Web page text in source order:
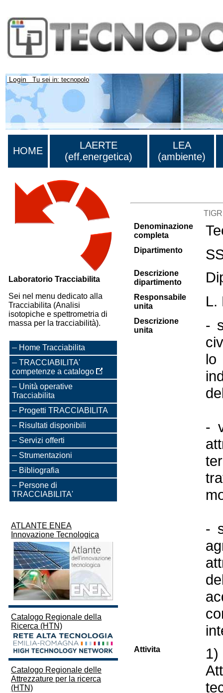
Login Tu sei in: tecnopolo
HOME
LAERTE
(eff.energetica)
LEA
(ambiente)
Laboratorio Tracciabilita
Sei nel menu dedicato alla
Tracciabilita (Analisi
isotopiche e spettrometria di
massa per la tracciabilità).
Home Tracciabilita
TRACCIABILITA'
competenze a catalogo
Unità operative
Tracciabilita
Progetti TRACCIABILITA
Risultati disponibili
Servizi offerti
Strumentazioni
Bibliografia
Persone di
TRACCIABILITA'
ATLANTE ENEA
Innovazione Tecnologica
Catalogo Regionale della
Ricerca (HTN)
Catalogo Regionale delle
Attrezzature per la ricerca
(HTN)
Denominazione
completa
Dipartimento
Descrizione
dipartimento
Responsabile
unita
L.
Descrizione
unita
-
lo
-
-
Attivita
1)